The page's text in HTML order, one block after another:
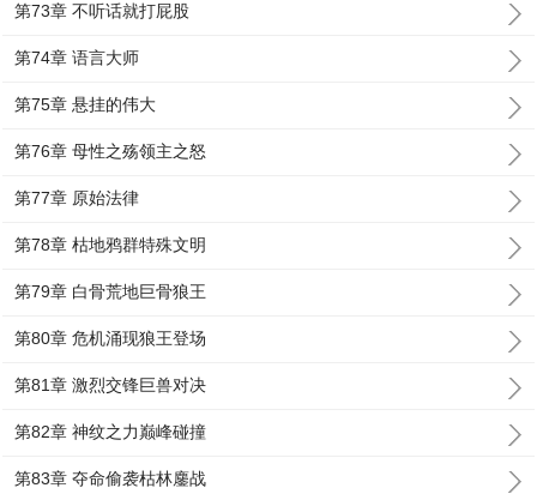
第73章 不听话就打屁股
第74章 语言大师
第75章 悬挂的伟大
第76章 母性之殇领主之怒
第77章 原始法律
第78章 枯地鸦群特殊文明
第79章 白骨荒地巨骨狼王
第80章 危机涌现狼王登场
第81章 激烈交锋巨兽对决
第82章 神纹之力巅峰碰撞
第83章 夺命偷袭枯林鏖战